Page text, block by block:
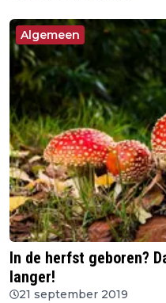
Algemeen
In de herfst geboren?
langer!
21 september 2019